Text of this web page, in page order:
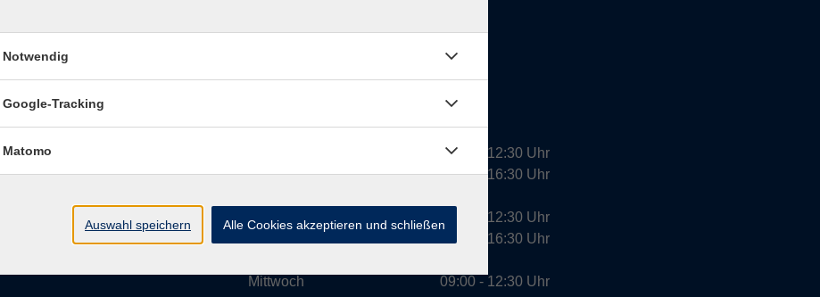
Umgebung e. V.
68
0
Dienstag
Mittwoch
09:00 - 12:30 Uhr
13:00 - 16:30 Uhr
10:00 - 12:30 Uhr
13:00 - 16:30 Uhr
09:00 - 12:30 Uhr
Notwendig
Google-Tracking
Matomo
Auswahl speichern Alle Cookies akzeptieren und schließen